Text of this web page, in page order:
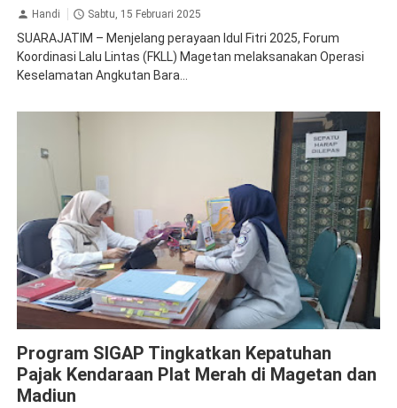
Handi Sabtu, 15 Februari 2025
SUARAJATIM – Menjelang perayaan Idul Fitri 2025, Forum
Koordinasi Lalu Lintas (FKLL) Magetan melaksanakan Operasi
Keselamatan Angkutan Bara...
Program SIGAP Tingkatkan Kepatuhan
Pajak Kendaraan Plat Merah di Magetan dan
Madiun